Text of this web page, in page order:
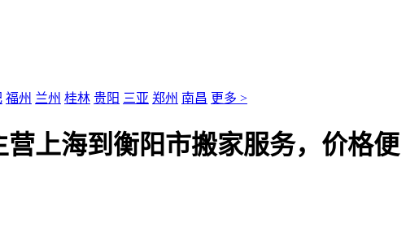
福州 兰州 桂林 贵阳 三亚 郑州 南昌 更多 >
上海到衡阳市搬家服务，价格便